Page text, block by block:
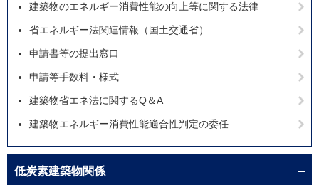
建築物のエネルギー消費性能の向上等に関する法律
省エネルギー法関連情報（国土交通省）
申請書等の提出窓口
申請等手数料・様式
建築物省エネ法に関するQ＆A
建築物エネルギー消費性能適合性判定の委任
低炭素建築物関係